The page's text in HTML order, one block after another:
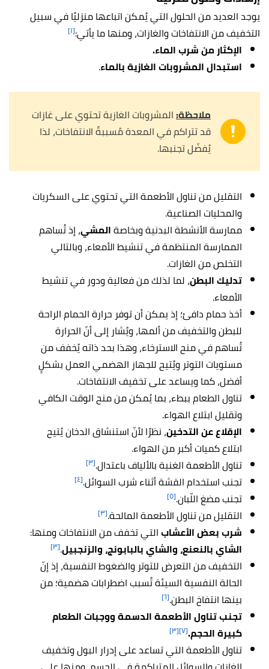
يوجد العديد من الحلول التي يُمكن اتباعها منزليًا في سبيل
التخفيف من الانتفاخات والغازات، ومنها ما يأتي:[١]
الإكثار من شرب الماء.
استبدال المشروبات الغازية بالماء.
ملاحظة:المشروبات الغازية تحتوي على غازات
قد تتراكم في المعدة مُسببةً الانتفاخات، لذا
يُفضّل تجنبها.
التقليل من تناول الأطعمة التي تحتوي على السكريات
والمحليات الصناعية.
ممارسة الأنشطة البدنية وبخاصةالمشي، إذ تُساهم
الممارسة المنتظمة في تنشيط الأمعاء، وبالتالي
التخلص من الغازات.
تدليك البطن، لما لذلك من فعالية ودور في تنشيط
الأمعاء.
أخذ حمام دافئ؛ إذ يمكن أن توفر حرارة الحمام الراحة
للبطن والتخفيف من ألمها، ويُشار إلى أنّ الحرارة
تُساهم في منح الاسترخاء، وهذا بحد ذاته يُخفف من
مستويات التوتر ويُتيح للجهاز الهضمي العمل بشكلٍ
أفضل، كما ويساعد على تخفيف الانتفاخات.
تناول الطعام ببطء، بما يُمكن من منح الوقت الكافي
وتقليل ابتلاع الهواء.
الإقلاع عن التدخين، نظرًا لأنّ استنشاق الدخان يُتيح
ابتلاع كميات أكبر من الهواء.
تناول الأطعمة الغنية بالألياف باعتدال.[٣]
تجنب استخدام القشة أثناء شرب السوائل.[٤]
تجنب مضغ اللّبان.[٥]
التقليل من تناول الأطعمة المالحة.[٣]
شرب بعض الأعشاب التي تخفف من الانتفاخات ومنها:
الشاي بالنعنع، والشاي بالبابونج، والزنجبيل.[٣]
التخفيف من التعرض للتوتر والضغوط النفسية، إذ إنّ
الحالة النفسية السيئة تُسبب اضطرابات هضمية؛ من
بينها انتفاخ البطن.[٦]
تجنب تناول الأطعمة الدسمة ووجبات الطعام
كبيرة الحجم.[٧] [٣]
تناول الأطعمة التي تساعد على إدرار البول وتخفيف